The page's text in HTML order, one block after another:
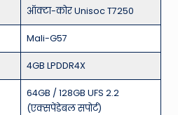
ऑक्टा-कोर Unisoc T7250
Mali-G57
4GB LPDDR4X
64GB / 128GB UFS 2.2
(एक्सपेंडेबल सपोर्ट)